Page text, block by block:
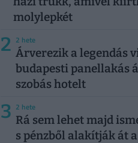
molylepkét
2 2 hete
Árverezik a legendás
budapesti panellakás
szobás hotelt
3 2 hete
Rá sem lehet majd
s pénzből alakítják át